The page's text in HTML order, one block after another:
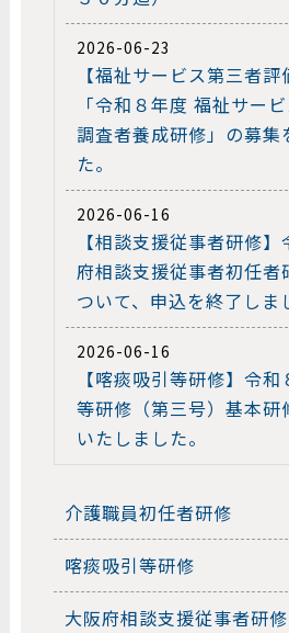
2026-06-23
【福祉サービス第三者評
「令和８年度 福祉サー
調査者養成研修」の募集
た。
2026-06-16
【相談支援従事者研修
府相談支援従事者初任者
ついて、申込を終了しま
2026-06-16
【喀痰吸引等研修】令
等研修（第三号）基本研
いたしました。
介護職員初任者研修
喀痰吸引等研修
大阪府相談支援従事者研修